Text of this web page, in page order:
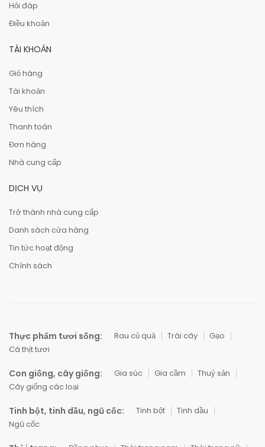
Hỏi đáp
Điều khoản
TÀI KHOẢN
Giỏ hàng
Tài khoản
Yêu thích
Thanh toán
Đơn hàng
Nhà cung cấp
DỊCH VỤ
Trở thành nhà cung cấp
Danh sách cửa hàng
Tin tức hoạt động
Chính sách
Thực phẩm tươi sống: Rau củ quả Trái cây
Gạo
Cá thịt tươi
Con giống, cây giống: Gia súc Gia cầm
Thuỷ sản
Cây giống các loại
Tinh bột, tinh dầu, ngũ cốc: Tinh bột
Tinh dầu
Ngũ cốc